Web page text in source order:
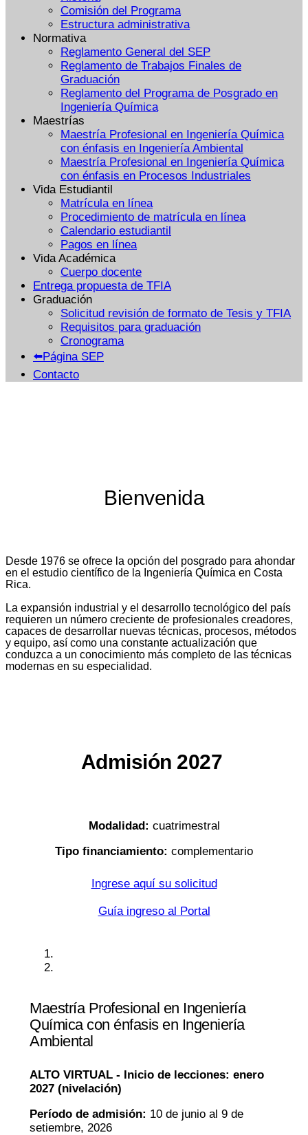
Comisión del Programa
Estructura administrativa
Normativa
Reglamento General del SEP
Reglamento de Trabajos Finales de
Graduación
Reglamento del Programa de Posgrado en
Ingeniería Química
Maestrías
Maestría Profesional en Ingeniería Química
con énfasis en Ingeniería Ambiental
Maestría Profesional en Ingeniería Química
con énfasis en Procesos Industriales
Vida Estudiantil
Matrícula en línea
Procedimiento de matrícula en línea
Calendario estudiantil
Pagos en línea
Vida Académica
Cuerpo docente
Entrega propuesta de TFIA
Graduación
Solicitud revisión de formato de Tesis y TFIA
Requisitos para graduación
Cronograma
⬅️Página SEP
Contacto
Bienvenida
Desde 1976 se ofrece la opción del posgrado para ahondar
en el estudio científico de la Ingeniería Química en Costa
Rica.
La expansión industrial y el desarrollo tecnológico del país
requieren un número creciente de profesionales creadores,
capaces de desarrollar nuevas técnicas, procesos, métodos
y equipo, así como una constante actualización que
conduzca a un conocimiento más completo de las técnicas
modernas en su especialidad.
Admisión 2027
Modalidad: cuatrimestral
Tipo financiamiento: complementario
Ingrese aquí su solicitud
Guía ingreso al Portal
Maestría Profesional en Ingeniería
Química con énfasis en Ingeniería
Ambiental
ALTO VIRTUAL - Inicio de lecciones: enero
2027 (nivelación)
Período de admisión: 10 de junio al 9 de
setiembre, 2026